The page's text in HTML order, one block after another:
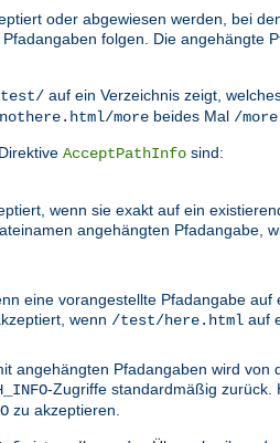
oder abgewiesen werden, bei
folgen. Die angehängte
auf ein Verzeichnis zeigt,
more beides Mal /more
AcceptPathInfo sind:
wenn sie exakt auf ein
angehängten Pfadangabe,
eine vorangestellte Pfadangabe
wenn /test/here.html auf
angehängten Pfadangaben wird von
-Zugriffe standardmäßig zurück.
zu akzeptieren.